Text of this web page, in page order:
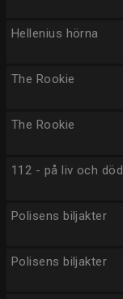
Hellenius hörna
The Rookie
The Rookie
112 - på liv och död
Polisens biljakter
Polisens biljakter